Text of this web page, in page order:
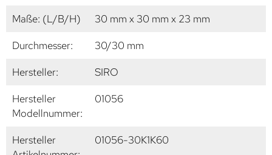
Maße: (L/B/H)
30 mm x 30 mm x 23 mm
Durchmesser:
30/30 mm
Hersteller:
SIRO
Hersteller
Modellnummer:
01056
Hersteller
01056-30K1K60